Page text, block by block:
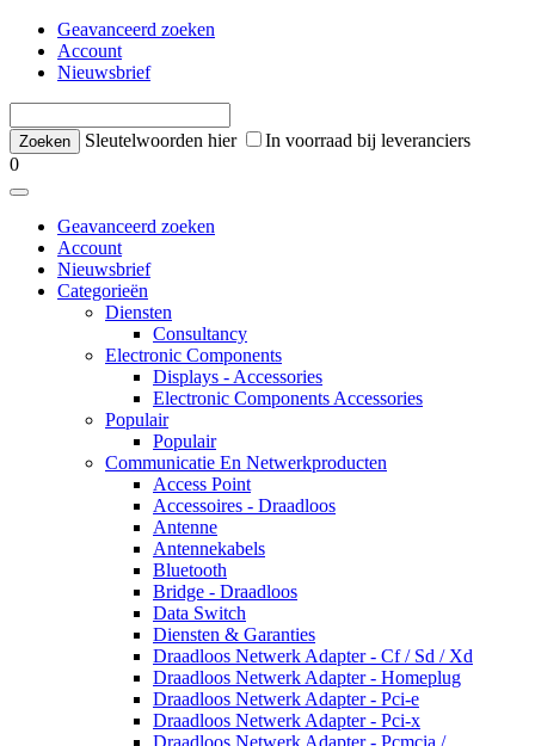
Geavanceerd zoeken
Account
Nieuwsbrief
Sleutelwoorden hier
In voorraad bij leveranciers
0
Geavanceerd zoeken
Account
Nieuwsbrief
Categorieën
Diensten
Consultancy
Electronic Components
Displays - Accessories
Electronic Components Accessories
Populair
Populair
Communicatie En Netwerkproducten
Access Point
Accessoires - Draadloos
Antenne
Antennekabels
Bluetooth
Bridge - Draadloos
Data Switch
Diensten & Garanties
Draadloos Netwerk Adapter - Cf / Sd / Xd
Draadloos Netwerk Adapter - Homeplug
Draadloos Netwerk Adapter - Pci-e
Draadloos Netwerk Adapter - Pci-x
Draadloos Netwerk Adapter - Pcmcia /